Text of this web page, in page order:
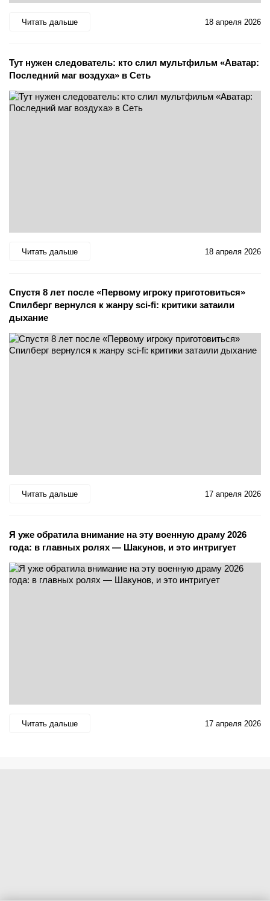
Читать дальше 18 апреля 2026
Тут нужен следователь: кто слил мультфильм «Аватар:
Последний маг воздуха» в Сеть
Читать дальше 18 апреля 2026
Спустя 8 лет после «Первому игроку приготовиться»
Спилберг вернулся к жанру sci-fi: критики затаили
дыхание
Читать дальше 17 апреля 2026
Я уже обратила внимание на эту военную драму 2026
года: в главных ролях — Шакунов, и это интригует
Читать дальше 17 апреля 2026